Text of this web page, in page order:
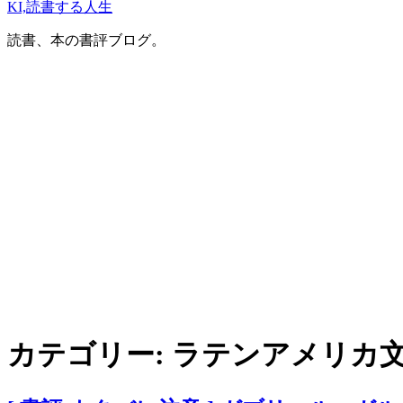
KI,読書する人生
読書、本の書評ブログ。
カテゴリー: ラテンアメリカ